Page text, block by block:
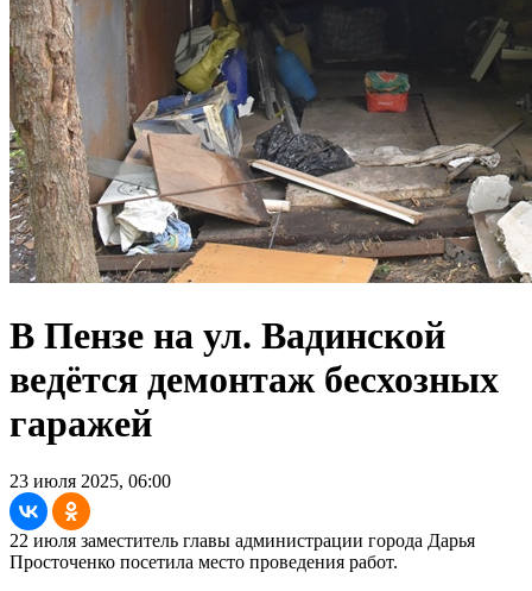
В Пензе на ул. Вадинской
ведётся демонтаж бесхозных
гаражей
23 июля 2025, 06:00
22 июля заместитель главы администрации города Дарья
Просточенко посетила место проведения работ.